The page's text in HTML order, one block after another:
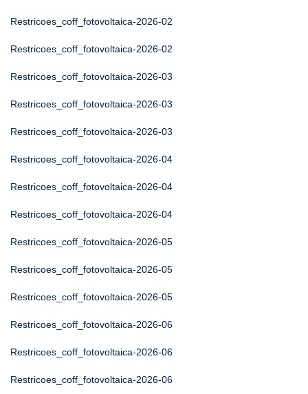
Restricoes_coff_fotovoltaica-2026-02
Restricoes_coff_fotovoltaica-2026-02
Restricoes_coff_fotovoltaica-2026-03
Restricoes_coff_fotovoltaica-2026-03
Restricoes_coff_fotovoltaica-2026-03
Restricoes_coff_fotovoltaica-2026-04
Restricoes_coff_fotovoltaica-2026-04
Restricoes_coff_fotovoltaica-2026-04
Restricoes_coff_fotovoltaica-2026-05
Restricoes_coff_fotovoltaica-2026-05
Restricoes_coff_fotovoltaica-2026-05
Restricoes_coff_fotovoltaica-2026-06
Restricoes_coff_fotovoltaica-2026-06
Restricoes_coff_fotovoltaica-2026-06